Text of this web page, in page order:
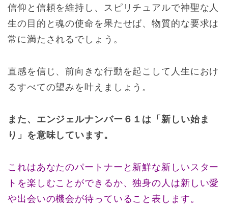
信仰と信頼を維持し、スピリチュアルで神聖な人
生の目的と魂の使命を果たせば、物質的な要求は
常に満たされるでしょう。
直感を信じ、前向きな行動を起こして人生におけ
るすべての望みを叶えましょう。
また、エンジェルナンバー６１は「新しい始ま
り」を意味しています。
これはあなたのパートナーと新鮮な新しいスター
トを楽しむことができるか、独身の人は新しい愛
や出会いの機会が待っていること表します。